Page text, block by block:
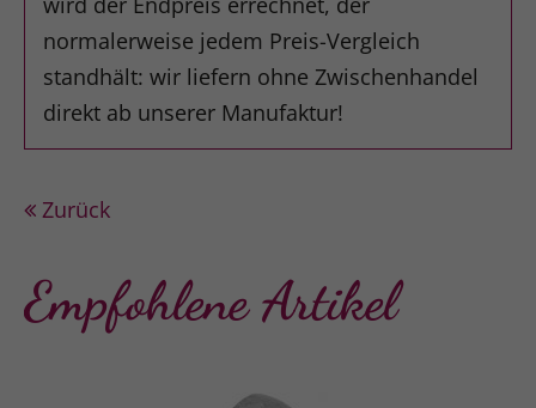
normalerweise jedem Preis-Vergleich
standhält: wir liefern ohne Zwischenhandel
direkt ab unserer Manufaktur!
Zurück
Empfohlene Artikel